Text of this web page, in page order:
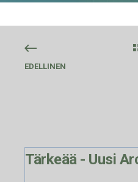
EDELLINEN
Tärkeää - Uusi